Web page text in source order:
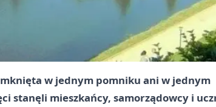
w jednym pomniku ani w jednym
stanęli mieszkańcy, samorządowcy i